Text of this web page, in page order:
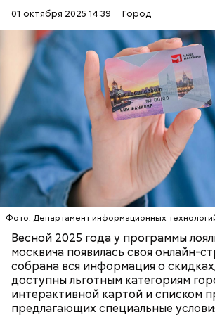
01 октября 2025 14:39
Город
Фото: Департамент информационных
Весной 2025 года у программы
москвича появилась своя онлайн-
собрана вся информация о
доступны льготным категориям
интерактивной картой и списком
предлагающих специальные
Скидки по карте москвича
категориях:
парфюмерия и косметика;
продукты питания
дома);
спортивные магазины;
страхование, право и финансы;
бытовая техника и электроника;
товары для дома;
туризм (санатории, гостиницы,
ПОРТАЛ MOS.RU МОСКВА
В настоящее время
кольца» реализована в пяти округах
подчеркнули в ЦОДД:
Существуют несколько версий,
стал прототипом жилища Мастера.
самой популярной — это подвал
Мансуровском переулке. Здесь
Булгакова — братья Топлениновы.
приходил к ним в гости и работал
Маргаритой».